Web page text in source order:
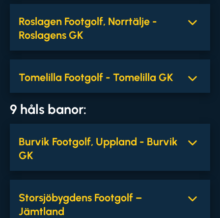
Roslagen Footgolf, Norrtälje -
Roslagens GK
Tomelilla Footgolf - Tomelilla GK
9 håls banor:
Burvik Footgolf, Uppland - Burvik
GK
Storsjöbygdens Footgolf –
Jämtland